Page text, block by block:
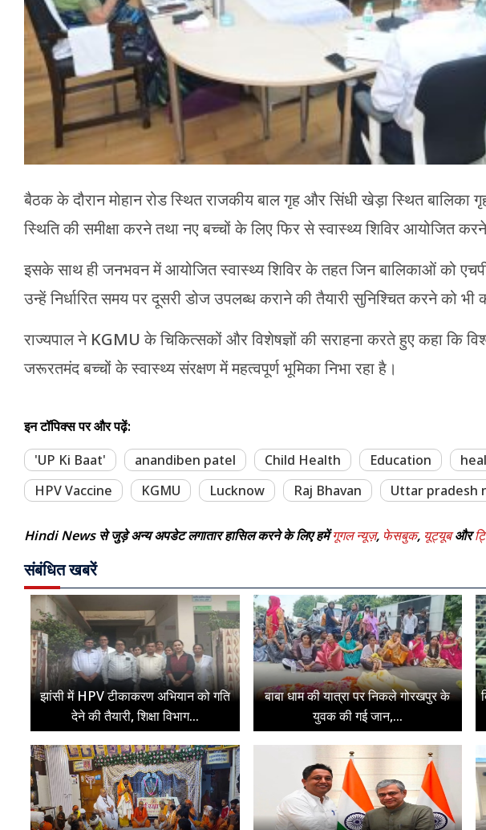
बैठक के दौरान मोहान रोड स्थित राजकीय बाल गृह और सिंधी खेड़ा स्थित बालिका
स्थिति की समीक्षा करने तथा नए बच्चों के लिए फिर से स्वास्थ्य शिविर आयोजित
इसके साथ ही जनभवन में आयोजित स्वास्थ्य शिविर के तहत जिन बालिकाओं को
उन्हें निर्धारित समय पर दूसरी डोज उपलब्ध कराने की तैयारी सुनिश्चित करने को भी
राज्यपाल ने KGMU के चिकित्सकों और विशेषज्ञों की सराहना करते हुए कहा कि
जरूरतमंद बच्चों के स्वास्थ्य संरक्षण में महत्वपूर्ण भूमिका निभा रहा है।
इन टॉपिक्स पर और पढ़ें:
'UP Ki Baat'
anandiben patel Child Health Education
HPV Vaccine
KGMU Lucknow Raj Bhavan Uttar pradesh
Hindi News से जुड़े अन्य अपडेट लगातार हासिल करने के लिए हमेंगूगल न्यूज़, फेसबुक, यूट्यूबऔर
संबंधित खबरें
झांसी में HPV टीकाकरण अभियान को गति
देने की तैयारी, शिक्षा विभाग...
बाबा धाम की यात्रा पर निकले गोरखपुर के
युवक की गई जान,...